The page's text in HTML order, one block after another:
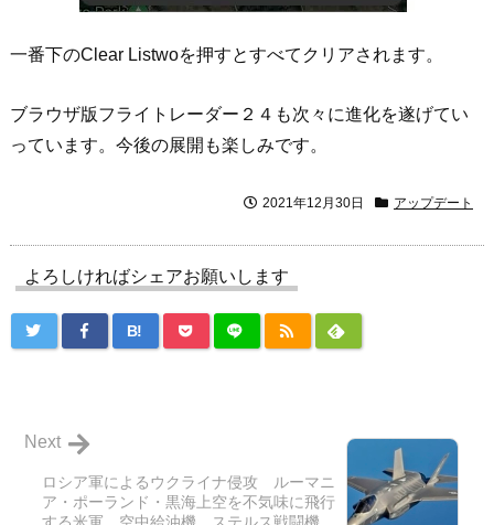
一番下のClear Listwoを押すとすべてクリアされます。
ブラウザ版フライトレーダー２４も次々に進化を遂げてい
っています。今後の展開も楽しみです。
2021年12月30日 アップデート
よろしければシェアお願いします
B!
ロシア軍によるウクライナ侵攻 ルーマニ
ア・ポーランド・黒海上空を不気味に飛行
Next